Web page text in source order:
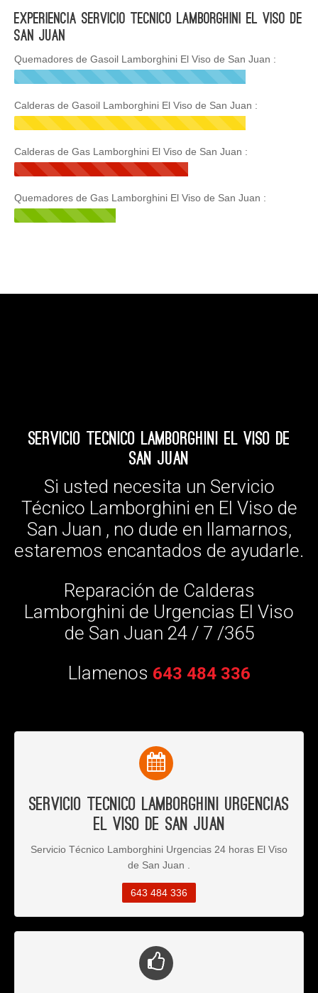
Experiencia Servicio Tecnico Lamborghini El Viso de
San Juan
Quemadores de Gasoil Lamborghini El Viso de San Juan :
Calderas de Gasoil Lamborghini El Viso de San Juan :
Calderas de Gas Lamborghini El Viso de San Juan :
Quemadores de Gas Lamborghini El Viso de San Juan :
Servicio Tecnico Lamborghini El Viso de
San Juan
Si usted necesita un Servicio
Técnico Lamborghini en El Viso de
San Juan , no dude en llamarnos,
estaremos encantados de ayudarle.
Reparación de Calderas
Lamborghini de Urgencias El Viso
de San Juan 24 / 7 /365
Llamenos 643 484 336
Servicio Tecnico Lamborghini Urgencias
El Viso de San Juan
Servicio Técnico Lamborghini Urgencias 24 horas El Viso
de San Juan .
643 484 336